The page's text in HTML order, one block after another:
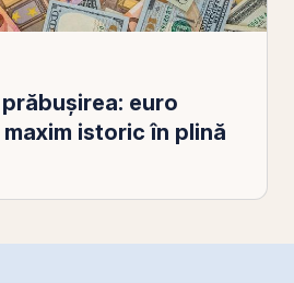
euro
istoric în plină